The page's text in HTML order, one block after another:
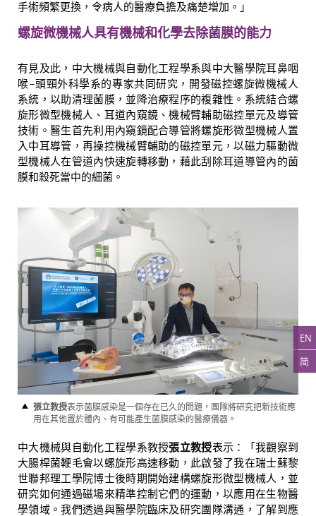
EN
简
手術頻繁更換，令病人的醫療負擔及痛楚增加。」
螺旋微機械人具有機械和化學去除菌膜的能力
有見及此，中大機械與自動化工程學系與中大醫學院耳鼻咽
喉–頭頸外科學系的專家共同研究，開發磁控螺旋微機械人
系統，以助清理菌膜，並降治療程序的複雜性。系統結合螺
旋形微型機械人、耳道內窺鏡、機械臂輔助磁控單元及導管
技術。醫生首先利用內窺鏡配合導管將螺旋形微型機械人置
入中耳導管，再操控機械臂輔助的磁控單元，以磁力驅動微
型機械人在管道內快速旋轉移動，藉此刮除耳道導管內的菌
膜和殺死當中的細菌。
張立教授表示菌膜感染是一個存在已久的問題，團隊將研究把新技術應
用在其他置於體內、有可能產生菌膜感染的醫療儀器。
中大機械與自動化工程學系教授張立教授表示：「我觀察到
大腸桿菌鞭毛會以螺旋形高速移動，此啟發了我在瑞士蘇黎
世聯邦理工學院博士後時期開始建構螺旋形微型機械人，並
研究如何通過磁場來精準控制它們的運動，以應用在生物醫
學領域。我們透過與醫學院臨床及研究團隊溝通，了解到應